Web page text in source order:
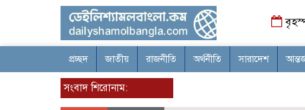
প্রচ্ছদ জাতীয় রাজনীতি অর্থনীতি সারাদেশ
সংবাদ শিরোনাম: